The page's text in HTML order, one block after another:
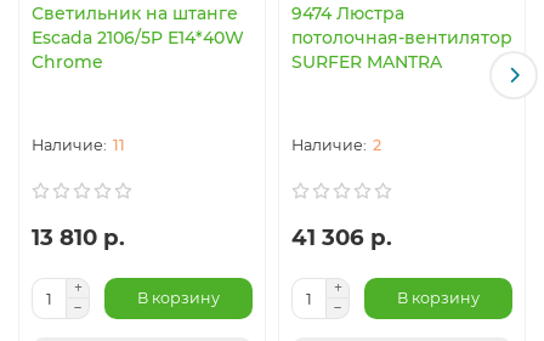
Светильник на штанге
Escada 2106/5P E14*40W
Chrome
11
13 810 р.
В корзину
9474 Люстра
потолочная-вентилятор
SURFER MANTRA
2
41 306 р.
В корзину